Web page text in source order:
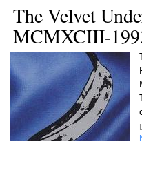
The Velvet
MCMXCIII-